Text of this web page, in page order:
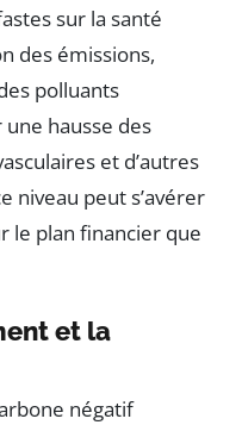
sur la santé
des émissions,
polluants
hausse des
et d’autres
niveau peut s’avérer
le plan financier que
et la
négatif